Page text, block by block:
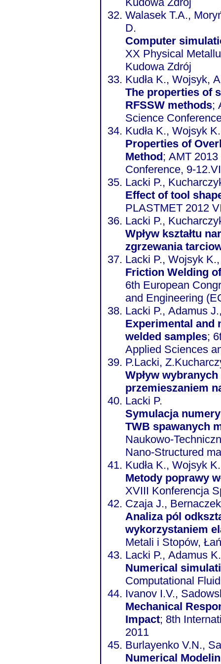
Walasek T.A.,
D.
Computer
XX Physical
Kudowa Zdrój
Kudła K., Wojsyk,
The properties of
RFSSW methods;
Science
Kudła K., Wojsyk
Properties of
Method; AMT
Conference, 9-
Lacki P.,
Effect of tool
PLASTMET 2012
Lacki P.,
Wpływ kształtu
zgrzewania
Lacki P., Wojsyk
Friction Welding
6th European
and Engineering
Lacki P., Adamus
Experimental and
welded samples;
Applied Sciences
P.Lacki,
Wpływ
przemieszaniem
Lacki P.
Symulacja
TWB spawanych
Naukowo-
Nano-Structured
Kudła K., Wojsyk K.
Metody poprawy
XVIII Konferencja
Czaja J.,
Analiza pól
wykorzystaniem
Metali i Stopów,
Lacki P., Adamus K.
Numerical
Computational
Ivanov I.V.,
Mechanical
Impact; 8th
2011
Burlayenko V.N.,
Numerical